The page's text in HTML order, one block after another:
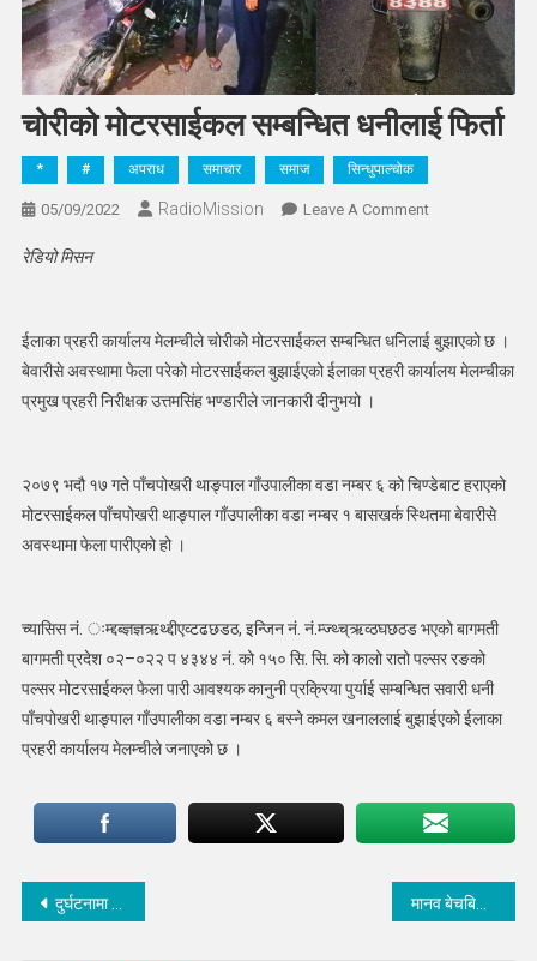
चोरीको मोटरसाईकल सम्बन्धित धनीलाई फिर्ता
* # अपराध समाचार समाज सिन्धुपाल्चोक
05/09/2022 RadioMission Leave A CommentOn
फिर्ता
रेडियो मिसन
ईलाका प्रहरी कार्यालय मेलम्चीले चोरीको मोटरसाईकल सम्बन्धित धनिलाई बुझाएको छ ।
बेवारीसे अवस्थामा फेला परेको मोटरसाईकल बुझाईएको ईलाका प्रहरी कार्यालय मेलम्चीका
प्रमुख प्रहरी निरीक्षक उत्तमसिंह भण्डारीले जानकारी दीनुभयो ।
२०७९ भदौ १७ गते पाँचपोखरी थाङ्पाल गाँउपालीका वडा नम्बर ६ को चिण्डेबाट हराएको
मोटरसाईकल पाँचपोखरी थाङ्पाल गाँउपालीका वडा नम्बर १ बासखर्क स्थितमा बेवारीसे
अवस्थामा फेला पारीएको हो ।
च्यासिस नं. ःम्द्दब्ज्ञज्ञऋथ्द्दीएव्टढछडठ, इन्जिन नं. नं.म्ज्थ्च्ऋव्ठघछठड भएको बागमती
बागमती प्रदेश ०२–०२२ प ४३४४ नं. को १५० सि. सि. को कालो रातो पल्सर रङको
पल्सर मोटरसाईकल फेला पारी आवश्यक कानुनी प्रक्रिया पुर्याई सम्बन्धित सवारी धनी
पाँचपोखरी थाङ्पाल गाँउपालीका वडा नम्बर ६ बस्ने कमल खनाललाई बुझाईएको ईलाका
प्रहरी कार्यालय मेलम्चीले जनाएको छ ।
Post
दुर्घटनामा परी अपाङ्ग भएकालाई मासिक १५ सय भत्ता मानव बेचबिखन तथा ओसारपसार विरुद्धको राष्ट्रिय दिवसको अवसरमा अन्तरक्रिया कार्यक्रम सम्पन्न